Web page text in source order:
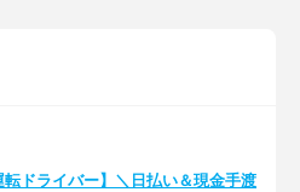
転ドライバー】＼日払い＆現金手渡